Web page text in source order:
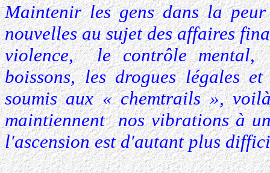
Maintenir les gens dans la
nouvelles au sujet des affaires
violence, le contrôle
boissons, les drogues légales
soumis aux « chemtrails »,
maintiennent nos vibrations à
l'ascension est d'autant plus